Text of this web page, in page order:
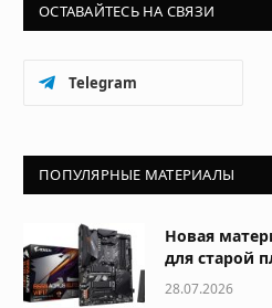
ОСТАВАЙТЕСЬ НА СВЯЗИ
Telegram
ПОПУЛЯРНЫЕ МАТЕРИАЛЫ
Новая
для старой
28.07.2026